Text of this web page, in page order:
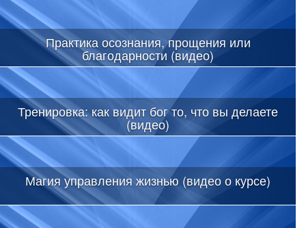
Практика осознания, прощения или
благодарности (видео)
Тренировка: как видит бог то, что вы делаете
(видео)
Магия управления жизнью (видео о курсе)